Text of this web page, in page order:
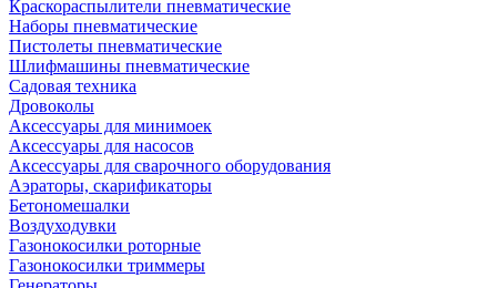
Краскораспылители пневматические
Наборы пневматические
Пистолеты пневматические
Шлифмашины пневматические
Садовая техника
Дровоколы
Аксессуары для минимоек
Аксессуары для насосов
Аксессуары для сварочного оборудования
Аэраторы, скарификаторы
Бетономешалки
Воздуходувки
Газонокосилки роторные
Газонокосилки триммеры